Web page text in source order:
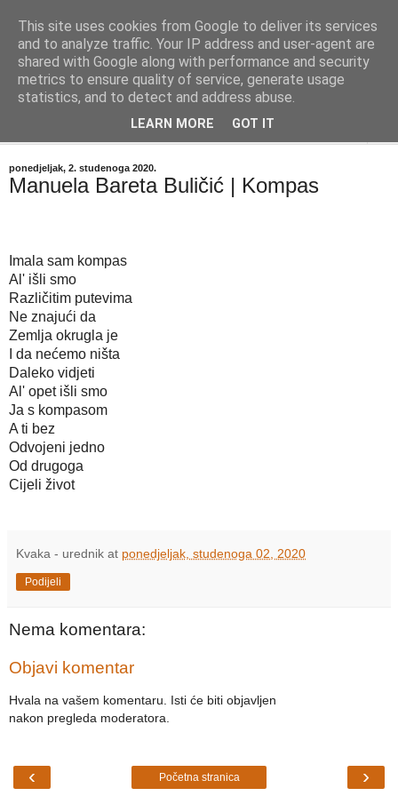
"Kvaka"
Časopis za književnost ISSN 2459-5632
ponedjeljak, 2. studenoga 2020.
Manuela Bareta Buličić | Kompas
Imala sam kompas
Al' išli smo
Različitim putevima
Ne znajući da
Zemlja okrugla je
I da nećemo ništa
Daleko vidjeti
Al' opet išli smo
Ja s kompasom
A ti bez
Odvojeni jedno
Od drugoga
Cijeli život
Kvaka - urednik at ponedjeljak, studenoga 02, 2020
Podijeli
Nema komentara:
Objavi komentar
Hvala na vašem komentaru. Isti će biti objavljen
nakon pregleda moderatora.
‹ ›
Početna stranica
This site uses cookies from Google to deliver its services
and to analyze traffic. Your IP address and user-agent are
shared with Google along with performance and security
metrics to ensure quality of service, generate usage
statistics, and to detect and address abuse.
LEARN MORE GOT IT